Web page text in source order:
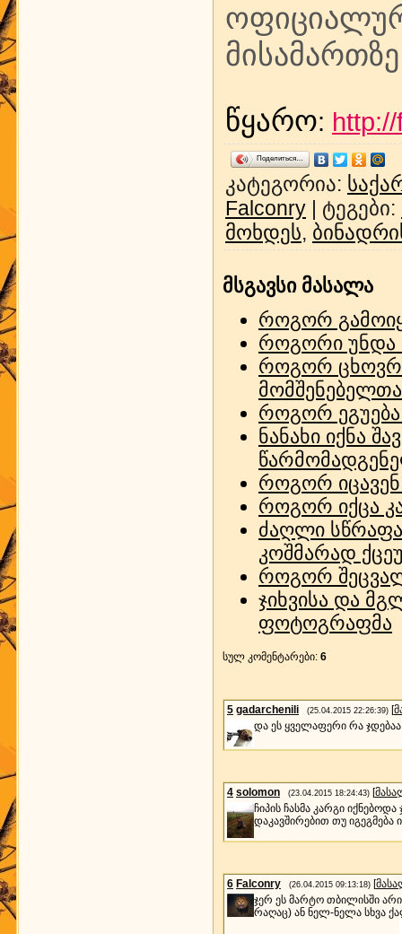
წყარო:
Поделиться…
კატეგორია:
Falconry | ტეგები:
მოხდეს,
მსგავსი მასალა
როგორ
როგორი უნდა
როგორ
როგორ
ნანახი იქნა
როგორ იცავენ
როგორ იქცა
ძაღლი
კოშმარად
როგორ
ჯიხვისა და
ფოტოგრაფმა
სულ კომენტარები: 6
5 gadarchenili (25.04.2015 22:26:39) [
და ეს ყველაფერი რა ჯდებაა
4 solomon (23.04.2015 18:24:43) [
ჩიპის ჩასმა კარგი
დაკავშირებით თუ იგეგმება
6 Falconry (26.04.2015 09:13:18) [
ჯერ ეს მარტო თბილისში
რაღაც) ან ნელ-ნელა სხვა